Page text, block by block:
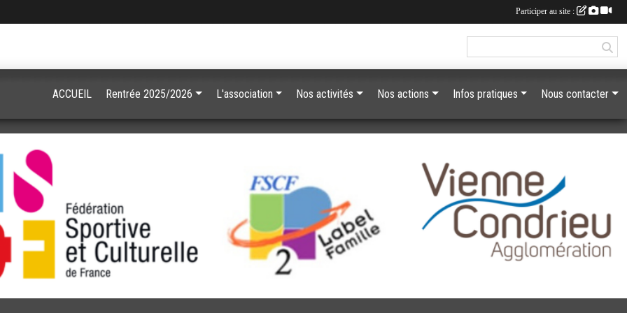
ACCUEIL Rentrée 2025/2026 L'association Nos activités Nos actions Infos pratiques Nous contacter
Participer au site :